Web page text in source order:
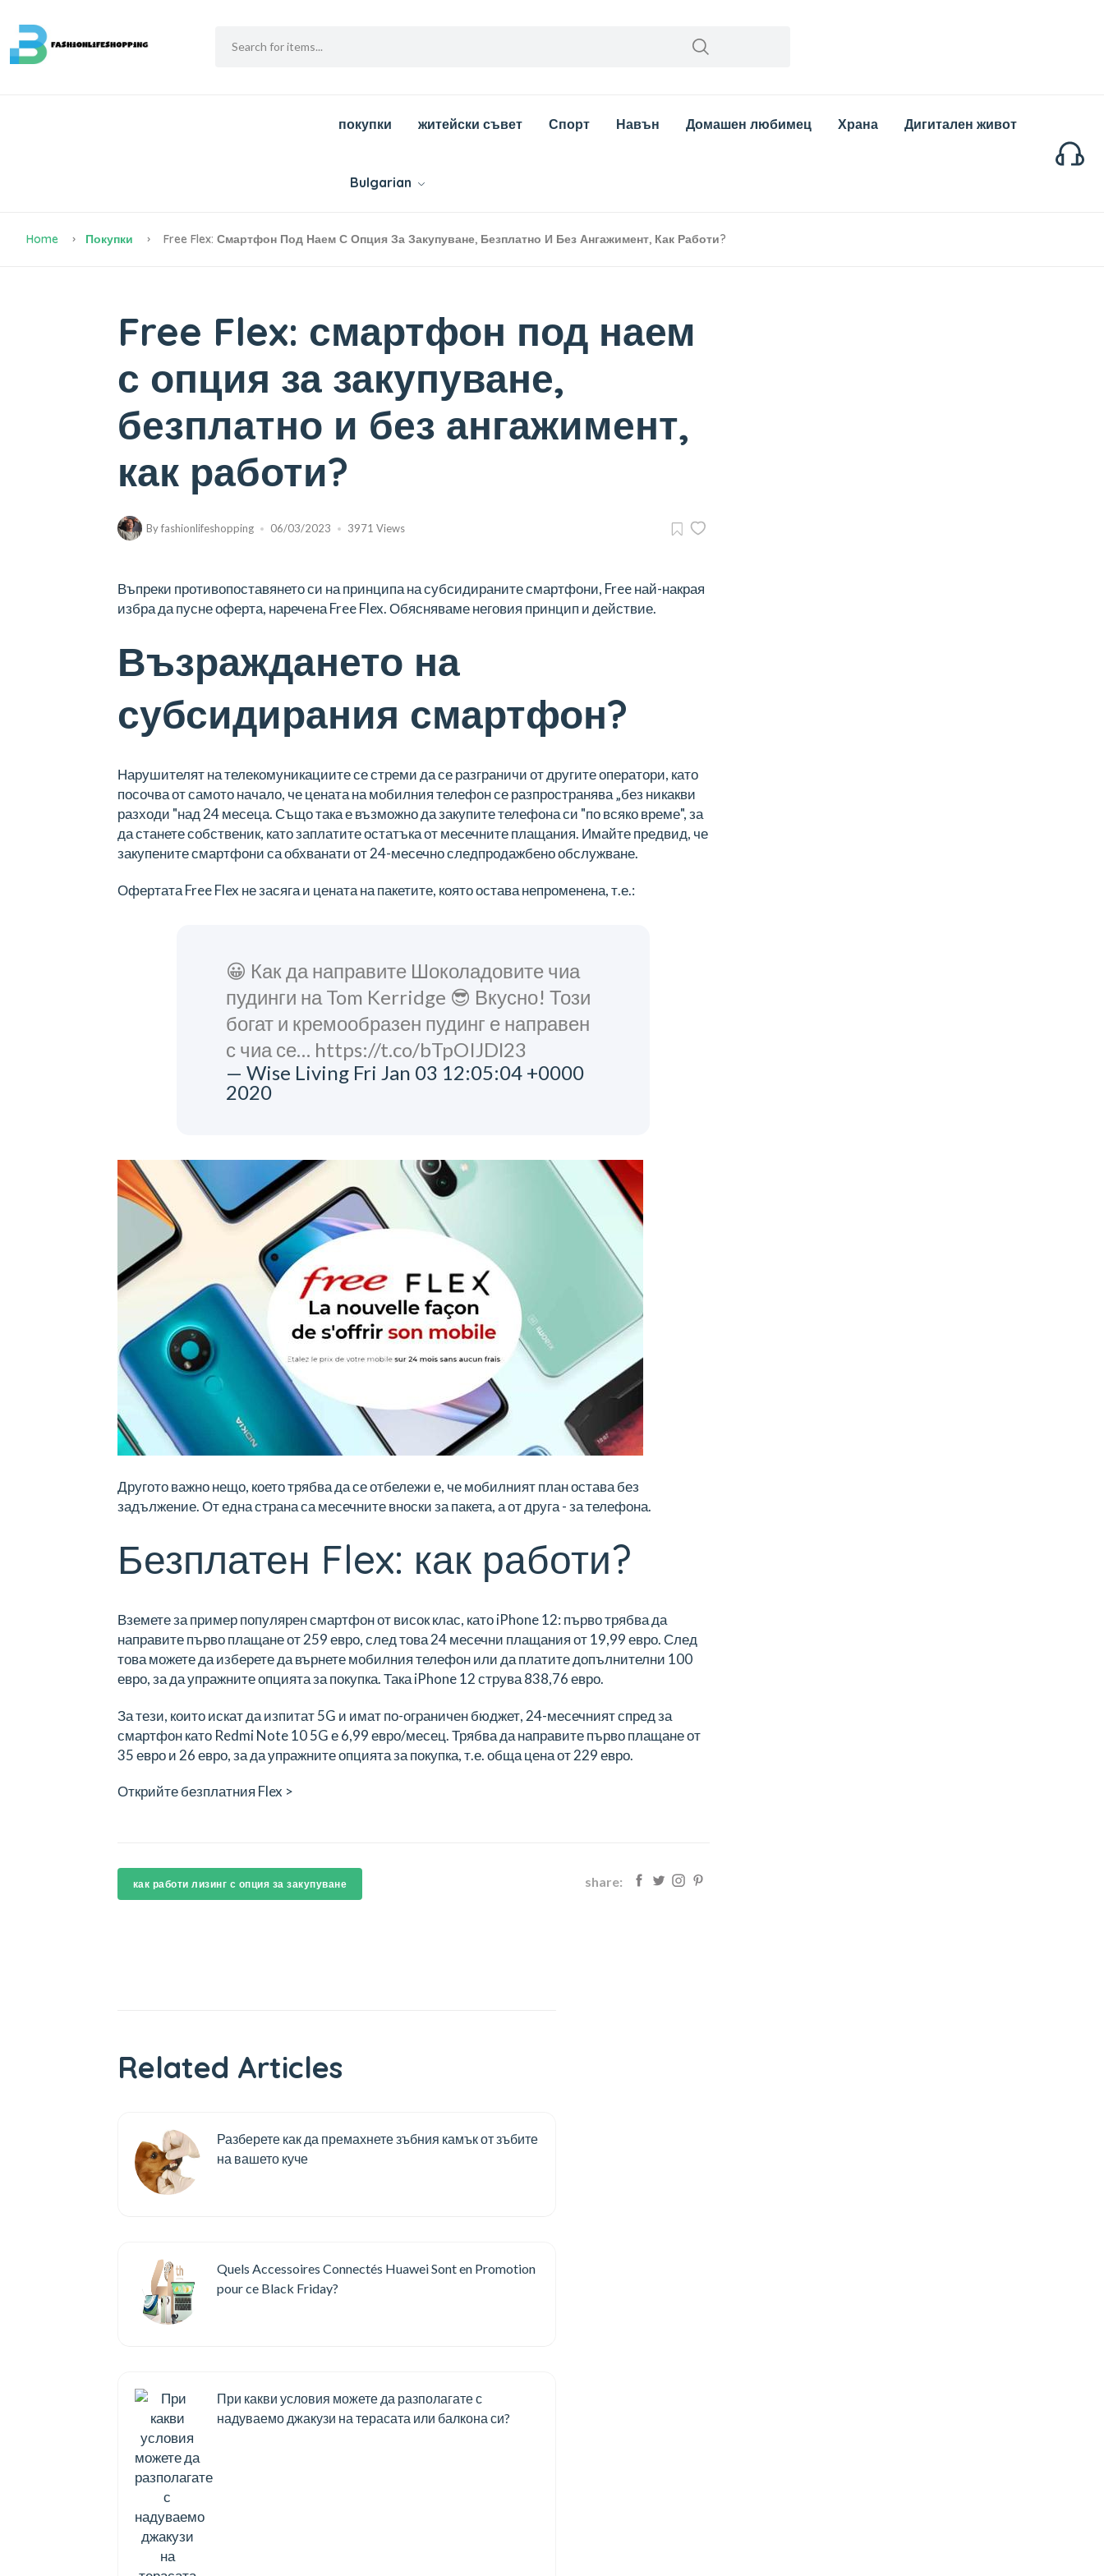
покупки житейски съвет Спорт Навън Домашен любимец Храна Дигитален живот
Bulgarian
Home Покупки Free Flex: Смартфон Под Наем С Опция За Закупуване, Безплатно И Без Ангажимент, Как Работи?
Free Flex: смартфон под наем
с опция за закупуване,
безплатно и без ангажимент,
как работи?
Byfashionlifeshopping 06/03/2023 3971 Views
Въпреки противопоставянето си на принципа на субсидираните смартфони, Free най-накрая
избра да пусне оферта, наречена Free Flex. Обясняваме неговия принцип и действие.
Възраждането на
субсидирания смартфон?
Нарушителят на телекомуникациите се стреми да се разграничи от другите оператори, като
посочва от самото начало, че цената на мобилния телефон се разпространява „без никакви
разходи "над 24 месеца. Също така е възможно да закупите телефона си "по всяко време", за
да станете собственик, като заплатите остатъка от месечните плащания. Имайте предвид, че
закупените смартфони са обхванати от 24-месечно следпродажбено обслужване.
Офертата Free Flex не засяга и цената на пакетите, която остава непроменена, т.е.:
😀 Как да направите Шоколадовите чиа
пудинги на Tom Kerridge 😎 Вкусно! Този
богат и кремообразен пудинг е направен
с чиа се… https://t.co/bTpOIJDl23
— Wise Living Fri Jan 03 12:05:04 +0000
2020
Другото важно нещо, което трябва да се отбележи е, чемобилният план остава без
задължение. От една страна са месечните вноски за пакета, а от друга - за телефона.
Безплатен Flex: как работи?
Вземете за пример популярен смартфон от висок клас, като iPhone 12: първо трябва да
направите първо плащане от 259 евро, след това 24 месечни плащания от 19,99 евро. След
това можете да изберете да върнете мобилния телефон или да платите допълнителни 100
евро, за да упражните опцията за покупка. Така iPhone 12 струва 838,76 евро.
За тези, които искат да изпитат 5G и имат по-ограничен бюджет, 24-месечният спред за
смартфон като Redmi Note 10 5G е 6,99 евро/месец. Трябва да направите първо плащане от
35 евро и 26 евро, за да упражните опцията за покупка, т.е. обща цена от 229 евро.
Открийте безплатния Flex >
как работи лизинг с опция за закупуване share:
Related Articles
Разберете как да премахнете зъбния камък от зъбите
на вашето куче
Quels Accessoires Connectés Huawei Sont en Promotion
pour ce Black Friday?
При какви условия можете да разполагате с
надуваемо джакузи на терасата или балкона си?